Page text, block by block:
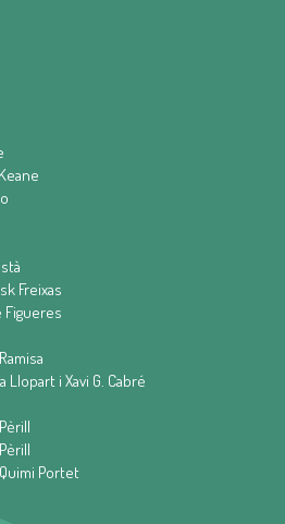
Freixas
Figueres
Llopart i Xavi G. Cabré
Quimi Portet